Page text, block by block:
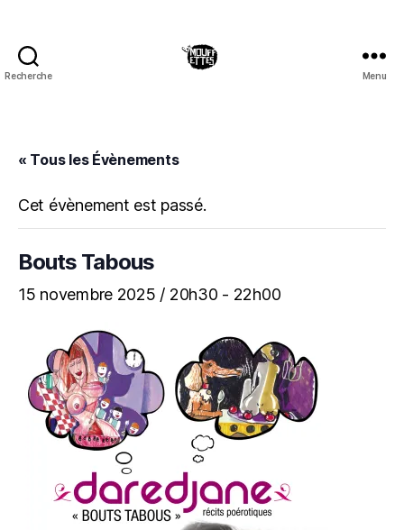
Recherche Menu
« Tous les Évènements
Cet évènement est passé.
Bouts Tabous
15 novembre 2025 / 20h30 - 22h00